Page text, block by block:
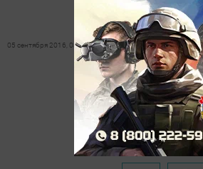
05 сентября 2016, 08:43